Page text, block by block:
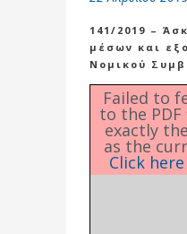
141/2019 –
μέσων και
Νομικού
Failed to
to the
exactly
as the
Click